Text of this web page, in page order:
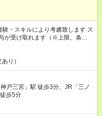
・スキルにより考慮致します ス
が受け取れます（※上限、条件
り）
戸三宮」駅 徒歩3分、JR「三ノ
歩5分